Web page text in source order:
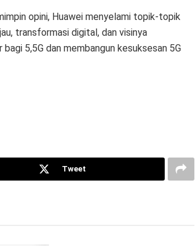
opini, Huawei menyelami topik-topik
transformasi digital, dan visinya
5,5G dan membangun kesuksesan 5G
Tweet